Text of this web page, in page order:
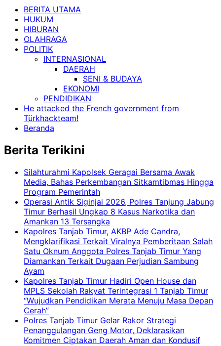
BERITA UTAMA
HUKUM
HIBURAN
OLAHRAGA
POLITIK
INTERNASIONAL
DAERAH
SENI & BUDAYA
EKONOMI
PENDIDIKAN
He attacked the French government from
Türkhackteam!
Beranda
Berita Terikini
Silahturahmi Kapolsek Geragai Bersama Awak
Media, Bahas Perkembangan Sitkamtibmas Hingga
Program Pemerintah
Operasi Antik Siginjai 2026, Polres Tanjung Jabung
Timur Berhasil Ungkap 8 Kasus Narkotika dan
Amankan 13 Tersangka
Kapolres Tanjab Timur, AKBP Ade Candra,
Mengklarifikasi Terkait Viralnya Pemberitaan Salah
Satu Oknum Anggota Polres Tanjab Timur Yang
Diamankan Terkait Dugaan Perjudian Sambung
Ayam
Kapolres Tanjab Timur Hadiri Open House dan
MPLS Sekolah Rakyat Terintegrasi 1 Tanjab Timur
“Wujudkan Pendidikan Merata Menuju Masa Depan
Cerah”
Polres Tanjab Timur Gelar Rakor Strategi
Penanggulangan Geng Motor, Deklarasikan
Komitmen Ciptakan Daerah Aman dan Kondusif